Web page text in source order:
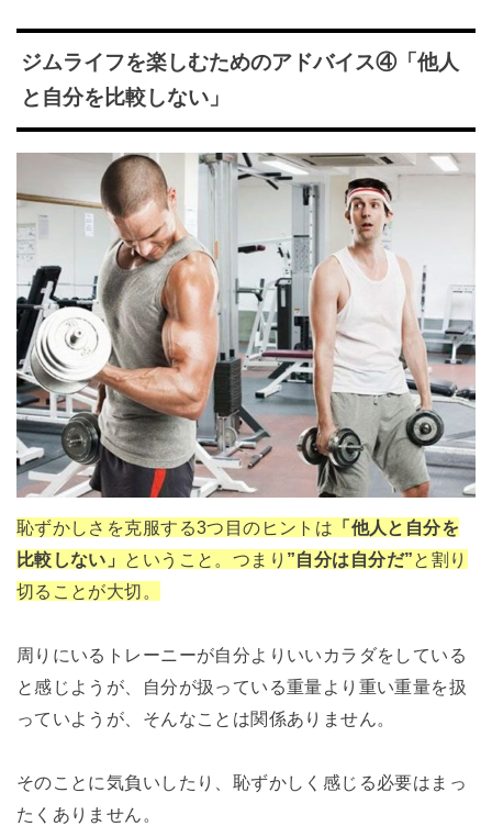
ジムライフを楽しむためのアドバイス④「他人
と自分を比較しない」
恥ずかしさを克服する3つ目のヒントは 「他人と自分を
比較しない」 ということ。つまり ”自分は自分だ”と割り
切ることが大切。
周りにいるトレーニーが自分よりいいカラダをしている
と感じようが、自分が扱っている重量より重い重量を扱
っていようが、そんなことは関係ありません。
そのことに気負いしたり、恥ずかしく感じる必要はまっ
たくありません。